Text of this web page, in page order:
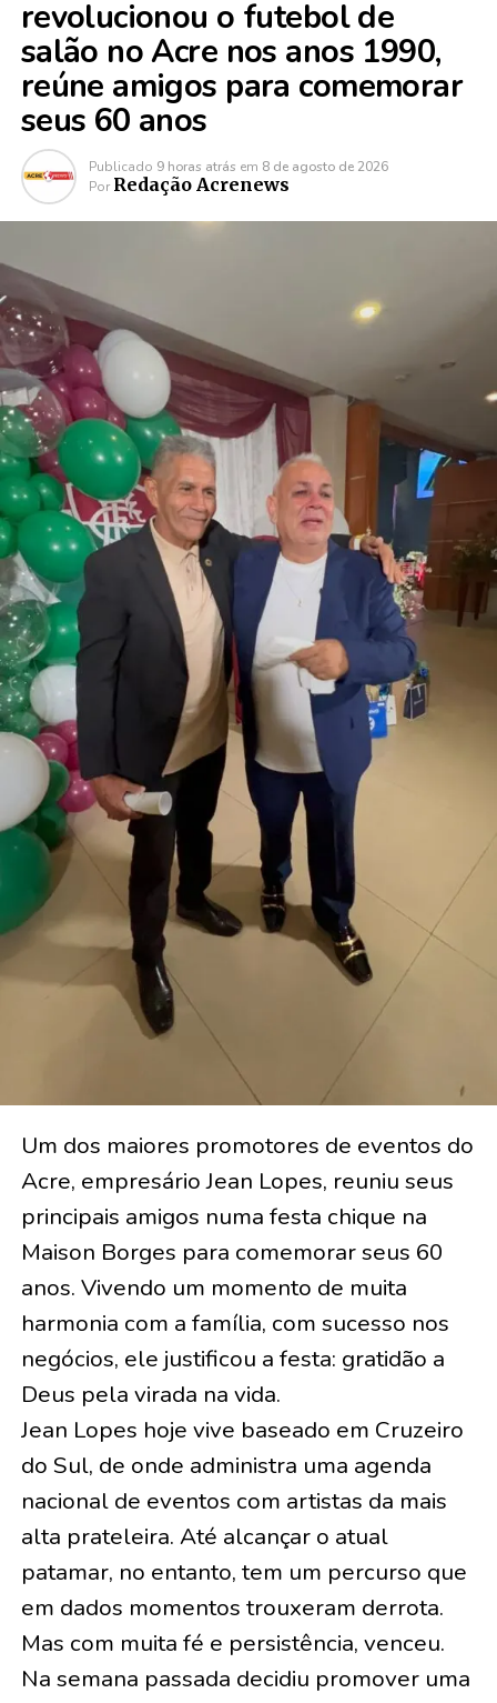
revolucionou o futebol de
salão no Acre nos anos 1990,
reúne amigos para comemorar
seus 60 anos
Publicado 9 horas atrás em 8 de agosto de 2026
Por Redação Acrenews
Um dos maiores promotores de eventos do
Acre, empresário Jean Lopes, reuniu seus
principais amigos numa festa chique na
Maison Borges para comemorar seus 60
anos. Vivendo um momento de muita
harmonia com a família, com sucesso nos
negócios, ele justificou a festa: gratidão a
Deus pela virada na vida.
Jean Lopes hoje vive baseado em Cruzeiro
do Sul, de onde administra uma agenda
nacional de eventos com artistas da mais
alta prateleira. Até alcançar o atual
patamar, no entanto, tem um percurso que
em dados momentos trouxeram derrota.
Mas com muita fé e persistência, venceu.
Na semana passada decidiu promover uma